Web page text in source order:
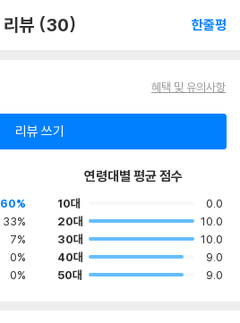
리뷰 (30) 한줄평
혜택 및 유의사항
리뷰 쓰기
60%
33%
7%
0%
0%
연령대별 평균 점수
10대
0.0
20대
10.0
30대
10.0
40대
9.0
50대
9.0